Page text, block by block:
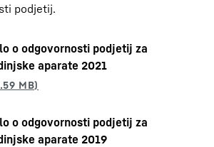
podjetij.
o odgovornosti podjetij za
aparate 2021
o odgovornosti podjetij za
aparate 2019